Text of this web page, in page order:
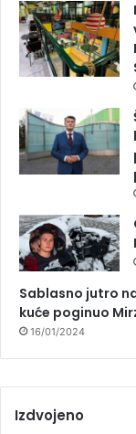
Sablasno jutro
kuće poginuo
16/01/2024
Izdvojeno